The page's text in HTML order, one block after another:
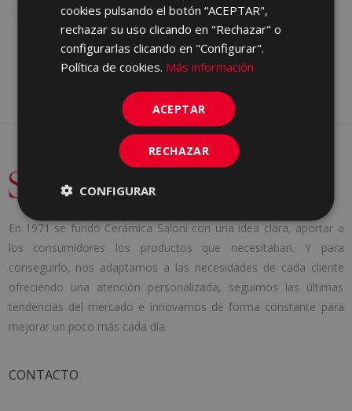
En 1971 se fundó Cerámica Saloni con una idea clara, aportar a
los consumidores los productos que necesitaban. Y para
conseguirlo, nos adaptamos a las necesidades de cada cliente
ofreciendo una atención personalizada, seguimos las últimas
tendencias del mercado e innovamos de forma constante para
mejorar un poco más cada día.
CONTACTO
cookies pulsando el botón “ACEPTAR",
rechazar su uso clicando en "Rechazar" o
configurarlas clicando en "Configurar".
Política de cookies. Más información
ACEPTAR
RECHAZAR
CONFIGURAR